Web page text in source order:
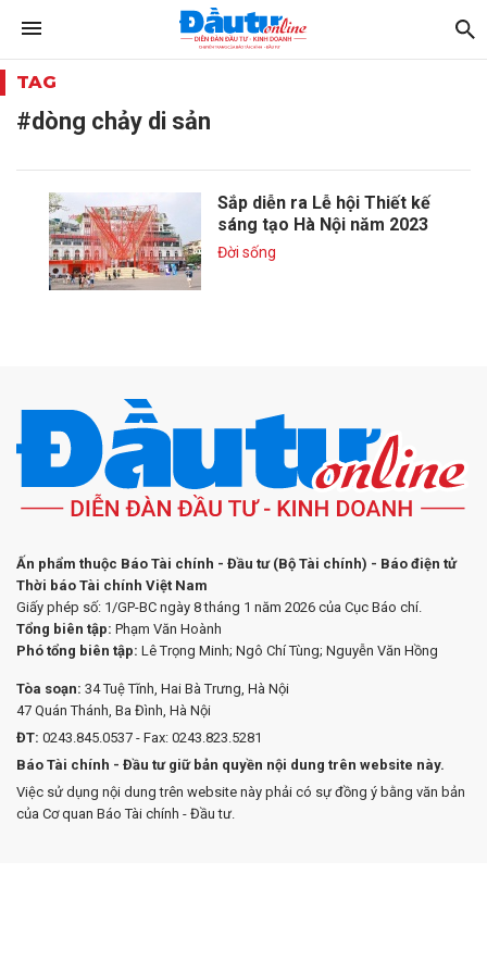
TAG
#dòng chảy di sản
Sắp diễn ra Lễ hội Thiết kế
sáng tạo Hà Nội năm 2023
Đời sống
Ấn phẩm thuộc Báo Tài chính - Đầu tư (Bộ Tài chính) - Báo điện tử
Thời báo Tài chính Việt Nam
Giấy phép số: 1/GP-BC ngày 8 tháng 1 năm 2026 của Cục Báo chí.
Tổng biên tập: Phạm Văn Hoành
Phó tổng biên tập: Lê Trọng Minh; Ngô Chí Tùng; Nguyễn Văn Hồng
Tòa soạn: 34 Tuệ Tĩnh, Hai Bà Trưng, Hà Nội
47 Quán Thánh, Ba Đình, Hà Nội
ĐT: 0243.845.0537 - Fax: 0243.823.5281
Báo Tài chính - Đầu tư giữ bản quyền nội dung trên website này.
Việc sử dụng nội dung trên website này phải có sự đồng ý bằng văn bản
của Cơ quan Báo Tài chính - Đầu tư.